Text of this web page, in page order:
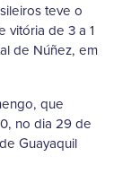
teve o
vitória de 3 a 1
de Núñez, em
que
no dia 29 de
Guayaquil